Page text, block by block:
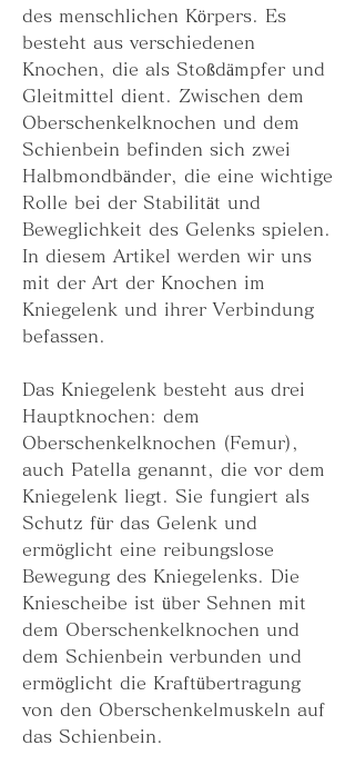
des menschlichen Körpers. Es
besteht aus verschiedenen
Knochen, die als Stoßdämpfer und
Gleitmittel dient. Zwischen dem
Oberschenkelknochen und dem
Schienbein befinden sich zwei
Halbmondbänder, die eine wichtige
Rolle bei der Stabilität und
Beweglichkeit des Gelenks spielen.
In diesem Artikel werden wir uns
mit der Art der Knochen im
Kniegelenk und ihrer Verbindung
befassen.
Das Kniegelenk besteht aus drei
Hauptknochen: dem
Oberschenkelknochen (Femur),
auch Patella genannt, die vor dem
Kniegelenk liegt. Sie fungiert als
Schutz für das Gelenk und
ermöglicht eine reibungslose
Bewegung des Kniegelenks. Die
Kniescheibe ist über Sehnen mit
dem Oberschenkelknochen und
dem Schienbein verbunden und
ermöglicht die Kraftübertragung
von den Oberschenkelmuskeln auf
das Schienbein.